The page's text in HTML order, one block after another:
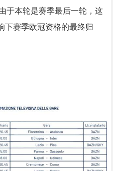
于本轮是赛季最后一轮，这
下赛季欧冠资格的最终归